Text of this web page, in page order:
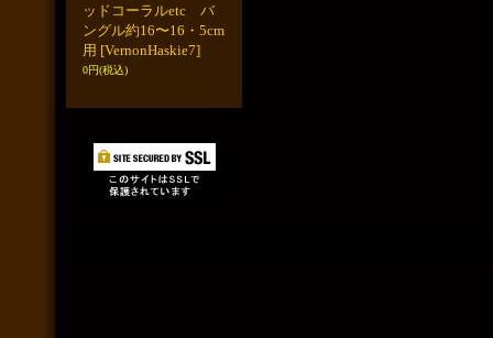
ッドコーラルetc バ
ングル約16〜16・5cm
用 [VernonHaskie7]
0円(税込)